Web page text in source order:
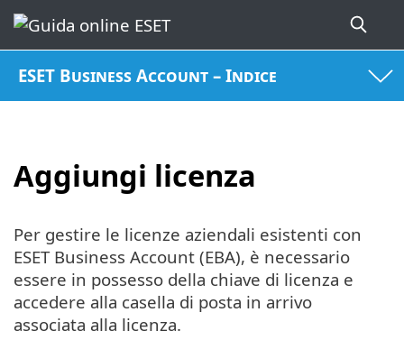
ESET Business Account – Indice
Aggiungi licenza
Per gestire le licenze aziendali esistenti con
ESET Business Account (EBA), è necessario
essere in possesso della chiave di licenza e
accedere alla casella di posta in arrivo
associata alla licenza.